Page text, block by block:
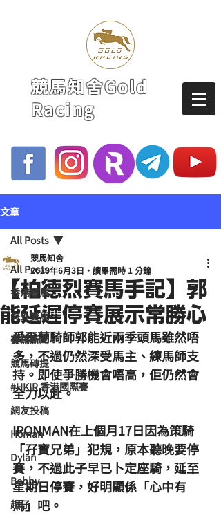
競馬知舍Gold
Racing
文章
All Posts
香港賽馬
海外賽馬
賽馬新聞
競馬磚提
#HKIR 香港國際賽
網友投稿
Homan
Dylan
Bobby
超仔
All Posts
【柏德烈賽馬手記】郭
能延遲停賽展示常勝心
競馬知舍
2020年6月3日
讀畢需時 1 分鐘
愛爾蘭騎師郭能近兩季頭馬雖然唔
多，不過仍然深受馬主、練馬師支
持。即使爭勝機會唔高，佢仍然會
全力以赴。
IRONMAN在上個月17日因為策騎
「孖寶兄弟」犯規，原本聽晚要停
賽，不過此子早已卜定座騎，延至
星期日停賽，好明顯係「心中有
馬」吧。